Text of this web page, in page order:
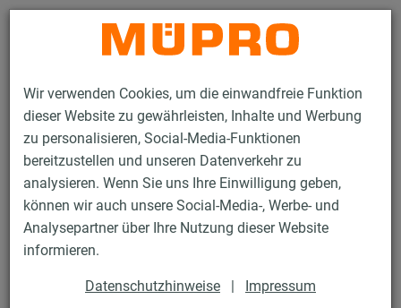
Wir verwenden Cookies, um die einwandfreie Funktion
dieser Website zu gewährleisten, Inhalte und Werbung
zu personalisieren, Social-Media-Funktionen
bereitzustellen und unseren Datenverkehr zu
analysieren. Wenn Sie uns Ihre Einwilligung geben,
können wir auch unsere Social-Media-, Werbe- und
Analysepartner über Ihre Nutzung dieser Website
informieren.
Datenschutzhinweise | Impressum
Kontakt
Produkte Befestigungstechnik
Schwerlast­befestigung
Rohrschellen und Zubehör für die Schwerlastbefestigung
Schraubrohrschellen, schwere Ausführung